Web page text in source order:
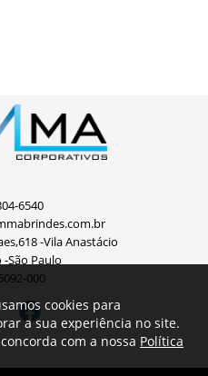
6540
-Vila Anastácio
-São Paulo
000
cookies para
a sua experiência no site.
com a nossa Política